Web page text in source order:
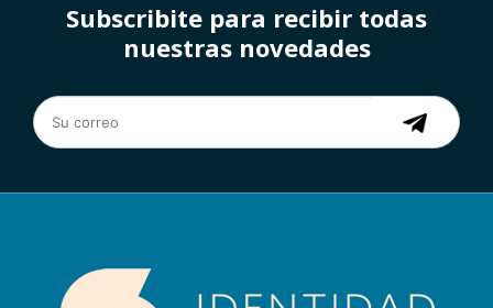
Subscribite para recibir todas
nuestras novedades